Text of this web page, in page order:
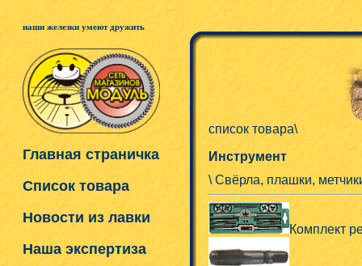
наши железки умеют дружить
Главная страничка
Список товара
Новости из лавки
Наша экспертиза
список товара\
Инструмент
\ Свёрла, плашки,
Комплект